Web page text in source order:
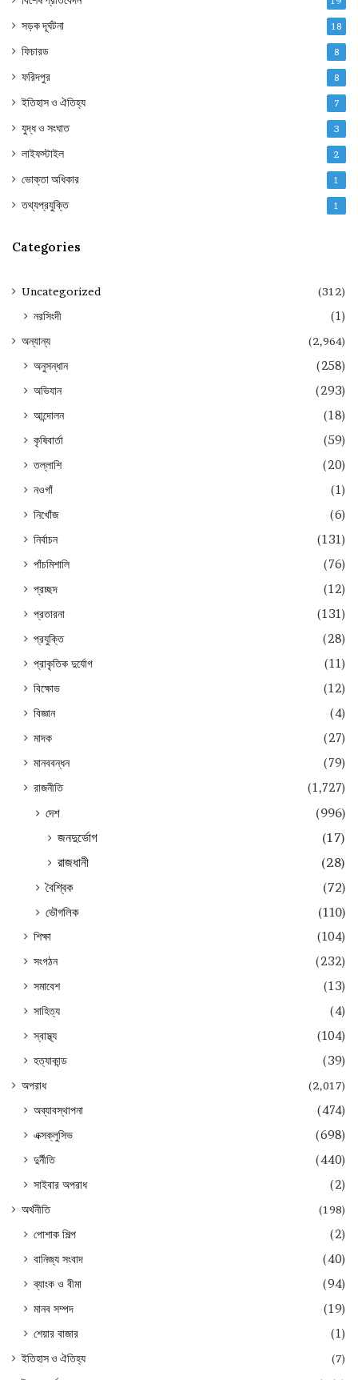
সড়ক দূর্ঘটনা 18
ফিচারড 8
ফরিদপুর 8
ইতিহাস ও ঐতিহ্য 7
যুদ্ধ ও সংঘাত 3
লাইফস্টাইল 2
ভোক্তা অধিকার 1
তথ্যপ্রযুক্তি 1
Categories
Uncategorized (312)
নরসিংদী (1)
অন্যান্য (2,964)
অনুসন্ধান
(258)
অভিযান
(293)
আন্দোলন
(18)
কৃষিবার্তা
(59)
তল্লাশি
(20)
নওগাঁ
(1)
নিখোঁজ
(6)
নির্বাচন
(131)
পাঁচমিশালি
(76)
প্রচ্ছদ
(12)
প্রতারনা
(131)
প্রযুক্তি
(28)
প্রাকৃতিক দুর্যোগ
(11)
বিক্ষোভ
(12)
বিজ্ঞান
(4)
মাদক
(27)
মানববন্ধন
(79)
রাজনীতি
(1,727)
দেশ
(996)
জনদুর্ভোগ
(17)
রাজধানী
(28)
বৈশ্বিক
(72)
ভৌগলিক
(110)
শিক্ষা
(104)
সংগঠন
(232)
সমাবেশ
(13)
সাহিত্য
(4)
স্বাস্থ্য
(104)
হত্যাকান্ড
(39)
অপরাধ (2,017)
অব্যাবস্থাপনা
(474)
এক্সক্লুসিভ
(698)
দুর্নীতি
(440)
সাইবার অপরাধ
(2)
অর্থনীতি (198)
পোশাক শিল্প
(2)
বানিজ্য সংবাদ
(40)
ব্যাংক ও বীমা
(94)
মানব সম্পদ
(19)
শেয়ার বাজার
(1)
ইতিহাস ও ঐতিহ্য
(7)